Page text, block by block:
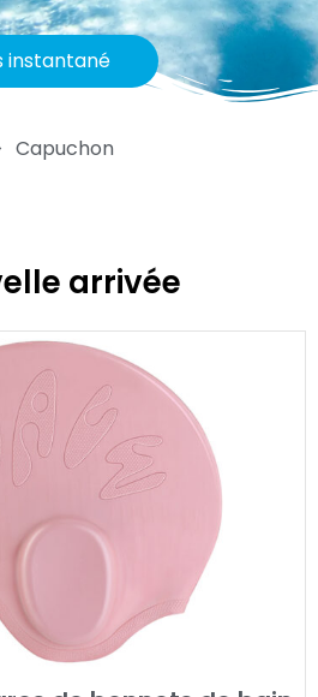
instantané
Capuchon
arrivée